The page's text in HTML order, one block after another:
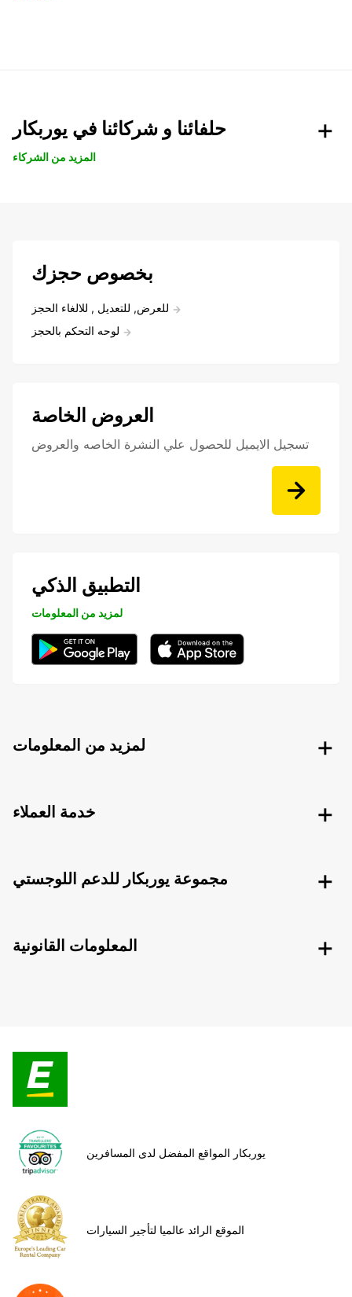
حلفائنا و شركائنا في يوربكار
المزيد من الشركاء
بخصوص حجزك
للعرض, للتعديل , للالغاء الحجز
لوحه التحكم بالحجز
العروض الخاصة
تسجيل الايميل للحصول علي النشرة الخاصه والعروض
التطبيق الذكي
لمزيد من المعلومات
لمزيد من المعلومات
خدمة العملاء
مجموعة يوربكار للدعم اللوجستي
المعلومات القانونية
يوربكار المواقع المفضل لدى المسافرين
الموقع الرائد عالميا لتأجير السيارات